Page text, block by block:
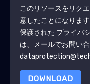
このリソースをリク
意したことになりま
保護された プライバ
は、メールでお問い
DOWNLOAD